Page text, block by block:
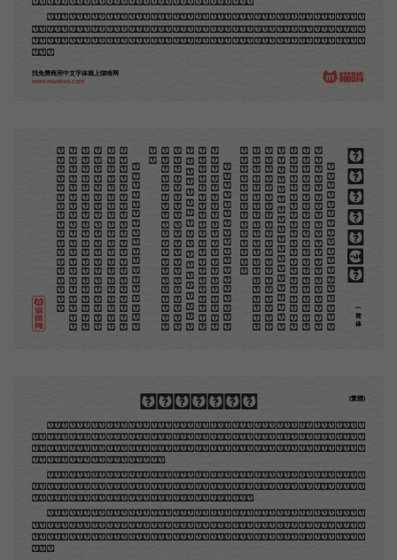
品，毫不假手于刻者和印者的。现在我们所要绍介的，便是这一种。
但是至今没有一本讲说木刻的书，这才是第一本。虽然稍简略，却已经给了读者一个大意。由此发
展下去，路是广大得很。题材会丰富起来的，技艺也会精炼起来的，采取新法，加以中国旧日之所长，
还有开出一条新的路径来的希望。那时作者各将自己的本领和心得，贡献出来，中国的木刻界就会发生
光焰。
找免费商用中文字体就上猫啃网
www.maoken.com
木刻创作法·序
地
不
问
东
西
，
凡
木
刻
的
图
版
，
向
来
是
画
管
画，
刻
管
刻
，
印
管
印
的
。
中
国
用
得
最
早
，
而
照
例也
久
经
衰
退
；
清
光
绪
中
，
英
人
傅
兰
雅
氏
编
印
《格
致
汇
编
》
，
插
图
就
已
非
中
国
刻
工
所
能
刻
，
精细
的
必
需
由
英
国
运
了
图
版
来
。
那
就
是
所
谓
「木
口
木
刻
」
，
也
即
「
复
制
木
刻
」
，
和
用
在
编
给印
度
人
读
的
英
文
书
，
后
来
也
就
移
给
中
国
人
读
的英
文
书
上
的
插
画
，
是
同
类
的
。
那
时
我
还
是
一
个
儿
童
，
见
了
这
些
图
，
便
震
惊于
它
的
精
工
活
泼
，
当
作
宝
贝
看
。
到
近
几
年
，
才知
道
西
洋
还
有
一
种
由
画
家
一
手
造
成
的
版
画
，
也就
是
原
画
，
倘
用
木
版
，
便
叫
作
「
创
作
木
刻」
，
是
艺
术
家
直
接
的
创
作
品
，
毫
不
假
手
于
刻
者和
印
者
的
。
现
在
我
们
所
要
绍
介
的
，
便
是
这
一
种
。
但
是
至
今
没
有
一
本
讲
说
木
刻
的
书
，
这
才
是
第一
本
。
虽
然
稍
简
略
，
却
已
经
给
了
读
者
一
个
大
意。
由
此
发
展
下
去
，
路
是
广
大
得
很
。
题
材
会
丰
富起
来
的
，
技
艺
也
会
精
炼
起
来
的
，
采
取
新
法
，
加以
中
国
旧
日
之
所
长
，
还
有
开
出
一
条
新
的
路
径
来的
希
望
。
那
时
作
者
各
将
自
己
的
本
领
和
心
得
，
贡献
出
来
，
中
国
的
木
刻
界
就
会
发
生
光
焰
。
(简体)
木刻創作法·序
地不問東西，凡木刻的圖版，向來是畫管畫，刻管刻，印管印的。中國用得最早，而照例也久經衰
退；清光緒中，英人傅蘭雅氏編印《格致彙編》，插圖就已非中國刻工所能刻，精細的必需由英國運了
圖版來。那就是所謂「木口木刻」，也即「複製木刻」，和用在編給印度人讀的英文書，後來也就移給
中國人讀的英文書上的插畫，是同類的。
那時我還是一個兒童，見了這些圖，便震驚於它的精工活潑，當作寶貝看。到近幾年，才知道西洋
還有一種由畫家一手造成的版畫，也就是原畫，倘用木版，便叫作「創作木刻」，是藝術家直接的創作
品，毫不假手於刻者和印者的。現在我們所要紹介的，便是這一種。
但是至今沒有一本講說木刻的書，這才是第一本。雖然稍簡略，卻已經給了讀者一個大意。由此發
展下去，路是廣大得很。題材會豐富起來的，技藝也會精煉起來的，採取新法，加以中國舊日之所長，
還有開出一條新的路徑來的希望。那時作者各將自己的本領和心得，貢獻出來，中國的木刻界就會發生
光焰。
(繁體)